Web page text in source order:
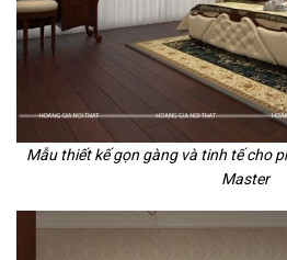
Mẫu thiết kế gọn gàng và tinh tế cho
Master